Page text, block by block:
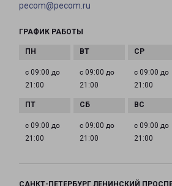
pecom@pecom.ru
ГРАФИК РАБОТЫ
с 09:00 до
21:00
с 09:00 до
21:00
с 09:00 до
21:00
с 09:00 до
21:00
с 09:00 до
21:00
с 09:00 до
21:00